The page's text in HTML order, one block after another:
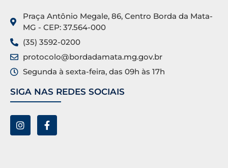
Praça Antônio Megale, 86, Centro Borda da Mata-
MG - CEP: 37.564-000
(35) 3592-0200
protocolo@bordadamata.mg.gov.br
Segunda à sexta-feira, das 09h às 17h
SIGA NAS REDES SOCIAIS